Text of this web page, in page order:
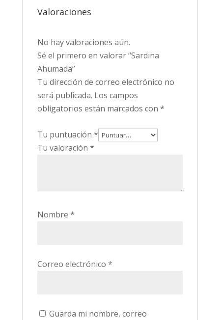
Valoraciones
No hay valoraciones aún.
Sé el primero en valorar “Sardina
Ahumada”
Tu dirección de correo electrónico no
será publicada. Los campos
obligatorios están marcados con *
Tu puntuación *
Tu valoración *
Nombre *
Correo electrónico *
Guarda mi nombre, correo